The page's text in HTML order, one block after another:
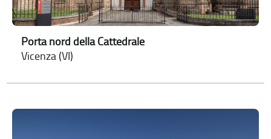
Porta nord della Cattedrale
Vicenza (VI)